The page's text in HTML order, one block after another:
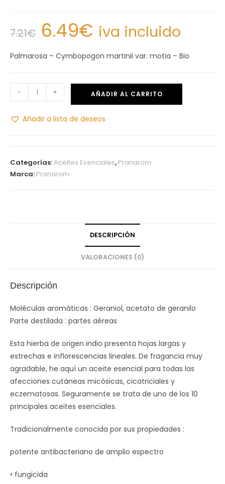
7.21€ 6.49€ iva incluido
Palmarosa – Cymbopogon martinii var. motia – Bio
- + AÑADIR AL CARRITO
Añadir a lista de deseos
Categorías:Aceites Esenciales, Pranarom
Marca: Pranarom
DESCRIPCIÓN
VALORACIONES (0)
Descripción
Moléculas aromáticas : Geraniol, acetato de geranilo
Parte destilada : partes aéreas
Esta hierba de origen indio presenta hojas largas y
estrechas e inflorescencias lineales. De fragancia muy
agradable, he aquí un aceite esencial para todas las
afecciones cutáneas micósicas, cicatriciales y
eczematosas. Seguramente se trata de uno de los 10
principales aceites esenciales.
Tradicionalmente conocida por sus propiedades :
potente antibacteriano de amplio espectro
• fungicida